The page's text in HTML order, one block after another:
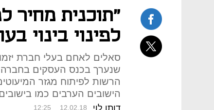
"תוכנית מחיר
לפינוי בינוי בעוד 50
סאלים לאחם בעלי חברת
שנערך בכנס העסקים
הרשות לפיתוח מגזר
הישובים הערבים כמו
דותן לוי 12:25 12.02.18